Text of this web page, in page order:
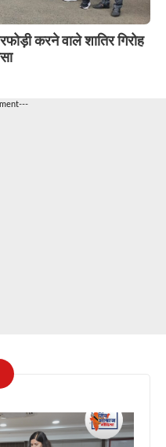
करने वाले शातिर गिरोह